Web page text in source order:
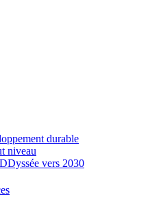
durable
niveau
vers 2030